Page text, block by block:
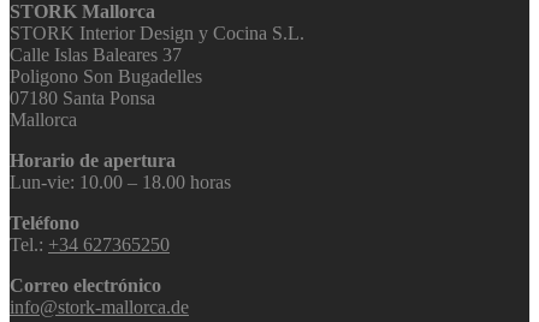
STORK Mallorca
STORK Interior Design y Cocina S.L.
Calle Islas Baleares 37
Poligono Son Bugadelles
07180 Santa Ponsa
Mallorca
Horario de apertura
Lun-vie: 10.00 – 18.00 horas
Teléfono
Tel.: +34 627365250
Correo electrónico
info@stork-mallorca.de